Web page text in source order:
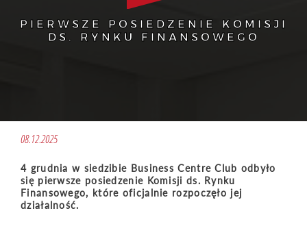
PIERWSZE POSIEDZENIE KOMISJI
DS. RYNKU FINANSOWEGO
08.12.2025
4 grudnia w siedzibie Business Centre Club odbyło
się pierwsze posiedzenie Komisji ds. Rynku
Finansowego, które oficjalnie rozpoczęło jej
działalność.